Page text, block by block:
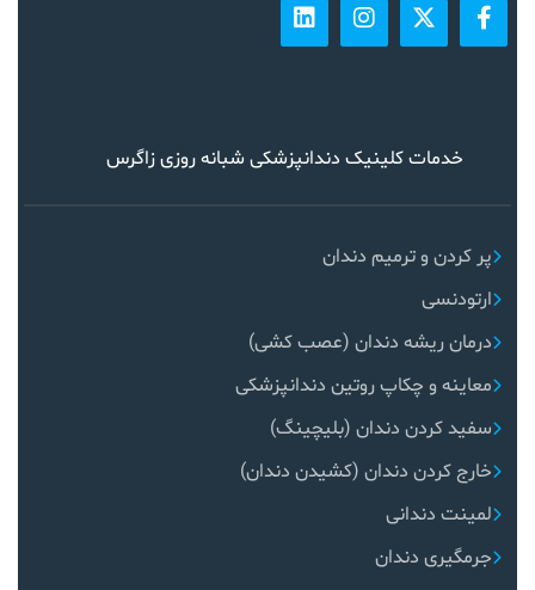
خدمات کلینیک دندانپزشکی شبانه روزی زاگرس
پر کردن و ترمیم دندان
ارتودنسی
درمان ریشه دندان (عصب کشی)
معاینه و چکاپ روتین دندانپزشکی
سفید کردن دندان (بلیچینگ)
خارج کردن دندان (کشیدن دندان)
لمینت دندانی
جرمگیری دندان